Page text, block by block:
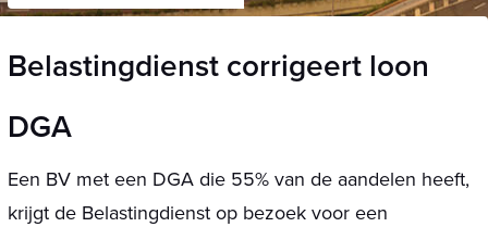
Belastingdienst corrigeert loon
DGA
Een BV met een DGA die 55% van de aandelen heeft,
krijgt de Belastingdienst op bezoek voor een